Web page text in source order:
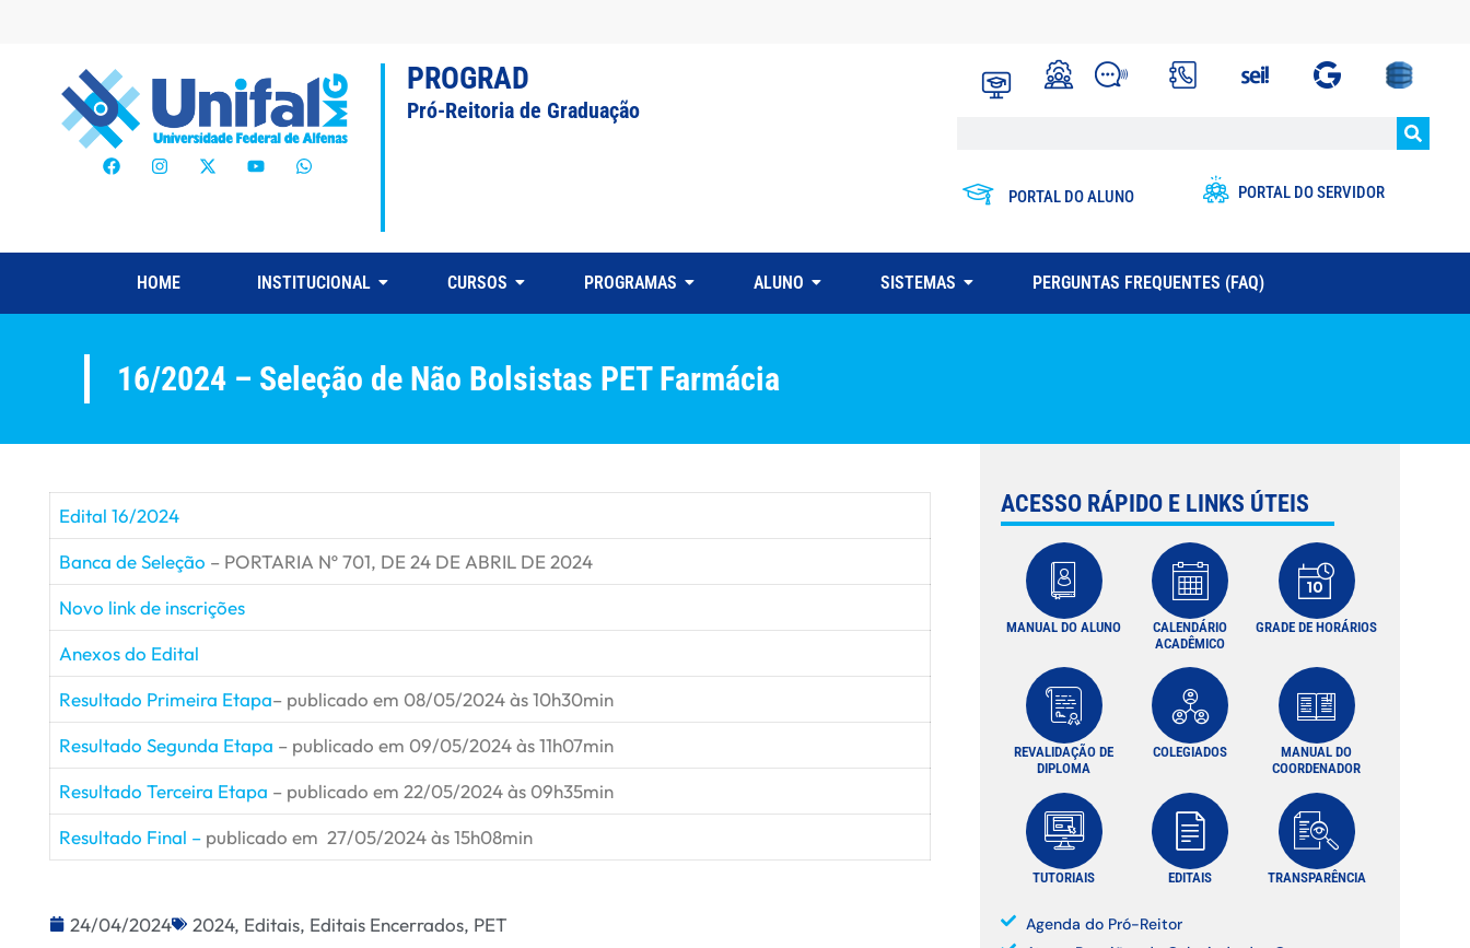
PROGRAD
Pró-Reitoria de Graduação
PORTAL DO ALUNO PORTAL DO SERVIDOR
HOME INSTITUCIONAL CURSOS PROGRAMAS ALUNO SISTEMAS PERGUNTAS FREQUENTES (FAQ)
16/2024 – Seleção de Não Bolsistas PET Farmácia
Edital 16/2024
Banca de Seleção – PORTARIA Nº 701, DE 24 DE ABRIL DE 2024
Novo link de inscrições
Anexos do Edital
Resultado Primeira Etapa– publicado em 08/05/2024 às 10h30min
Resultado Segunda Etapa – publicado em 09/05/2024 às 11h07min
Resultado Terceira Etapa – publicado em 22/05/2024 às 09h35min
Resultado Final –publicado em 27/05/2024 às 15h08min
24/04/2024 2024, Editais, Editais Encerrados, PET
ACESSO RÁPIDO E LINKS ÚTEIS
MANUAL DO ALUNO
CALENDÁRIO
ACADÊMICO
GRADE DE HORÁRIOS
REVALIDAÇÃO DE
DIPLOMA
COLEGIADOS
MANUAL DO
COORDENADOR
TUTORIAIS EDITAIS TRANSPARÊNCIA
Agenda do Pró-Reitor